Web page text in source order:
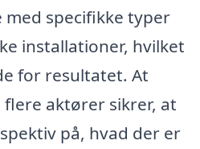
specifikke typer
installationer, hvilket
for resultatet. At
aktører sikrer, at
på, hvad der er